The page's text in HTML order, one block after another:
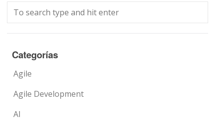
Categorías
Agile
Agile Development
AI